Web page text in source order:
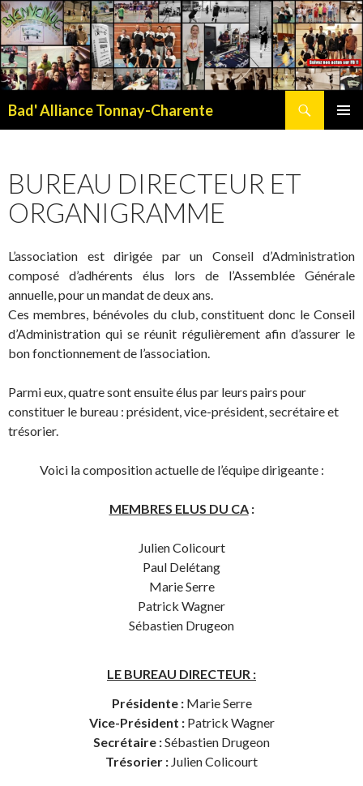
Bad' Alliance Tonnay-Charente
BUREAU DIRECTEUR ET
ORGANIGRAMME
L’association est dirigée par un Conseil d’Administration
composé d’adhérents élus lors de l’Assemblée Générale
annuelle, pour un mandat de deux ans.
Ces membres, bénévoles du club, constituent donc le Conseil
d’Administration qui se réunit régulièrement afin d’assurer le
bon fonctionnement de l’association.
Parmi eux, quatre sont ensuite élus par leurs pairs pour
constituer le bureau : président, vice-président, secrétaire et
trésorier.
Voici la composition actuelle de l’équipe dirigeante :
MEMBRES ELUS DU CA:
Julien Colicourt
Paul Delétang
Marie Serre
Patrick Wagner
Sébastien Drugeon
LE BUREAU DIRECTEUR :
Présidente :Marie Serre
Vice-Président :Patrick Wagner
Secrétaire :Sébastien Drugeon
Trésorier : Julien Colicourt